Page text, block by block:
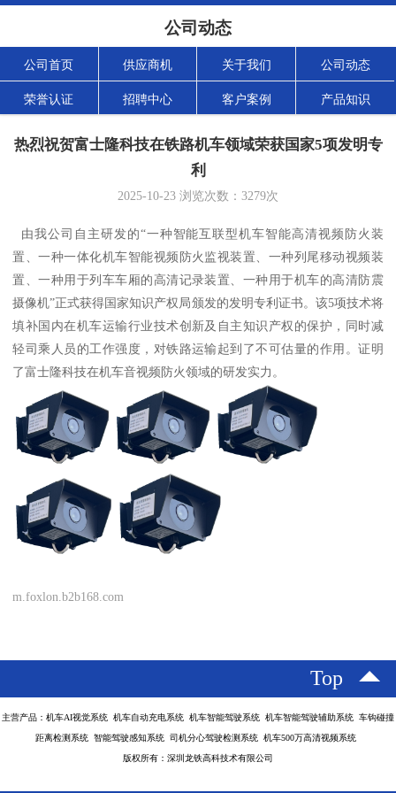
公司动态
公司首页 供应商机 关于我们 公司动态
荣誉认证 招聘中心 客户案例 产品知识
热烈祝贺富士隆科技在铁路机车领域荣获国家5项发明专
利
2025-10-23 浏览次数： 3279次
由我公司自主研发的“一种智能互联型机车智能高清视频防火装
置、一种一体化机车智能视频防火监视装置、一种列尾移动视频装
置、一种用于列车车厢的高清记录装置、一种用于机车的高清防震
摄像机”正式获得国家知识产权局颁发的发明专利证书。该5项技术将
填补国内在机车运输行业技术创新及自主知识产权的保护，同时减
轻司乘人员的工作强度，对铁路运输起到了不可估量的作用。证明
了富士隆科技在机车音视频防火领域的研发实力。
m.foxlon.b2b168.com
Top
主营产品：机车AI视觉系统 机车自动充电系统 机车智能驾驶系统 机车智能驾驶辅助系统 车钩碰撞
距离检测系统 智能驾驶感知系统 司机分心驾驶检测系统 机车500万高清视频系统
版权所有：深圳龙铁高科技术有限公司